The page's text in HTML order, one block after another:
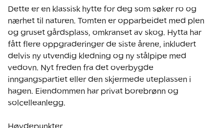
Dette er en klassisk hytte for deg som søker ro og
nærhet til naturen. Tomten er opparbeidet med plen
og gruset gårdsplass, omkranset av skog. Hytta har
fått flere oppgraderinger de siste årene, inkludert
delvis ny utvendig kledning og ny stålpipe med
vedovn. Nyt freden fra det overbygde
inngangspartiet eller den skjermede uteplassen i
hagen. Eiendommen har privat borebrønn og
solcelleanlegg.